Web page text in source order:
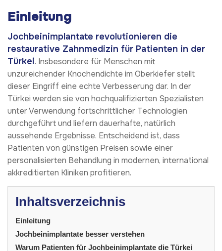
Einleitung
Jochbeinimplantate revolutionieren die
restaurative Zahnmedizin für Patienten in der
Türkei. Insbesondere für Menschen mit
unzureichender Knochendichte im Oberkiefer stellt
dieser Eingriff eine echte Verbesserung dar. In der
Türkei werden sie von hochqualifizierten Spezialisten
unter Verwendung fortschrittlicher Technologien
durchgeführt und liefern dauerhafte, natürlich
aussehende Ergebnisse. Entscheidend ist, dass
Patienten von günstigen Preisen sowie einer
personalisierten Behandlung in modernen, international
akkreditierten Kliniken profitieren.
Inhaltsverzeichnis
Einleitung
Jochbeinimplantate besser verstehen
Warum Patienten für Jochbeinimplantate die Türkei